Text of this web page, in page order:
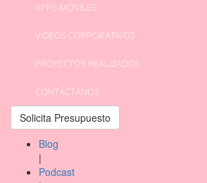
APPS MÓVILES
VÍDEOS CORPORATIVOS
PROYECTOS REALIZADOS
CONTÁCTANOS
Solicita Presupuesto
Blog
|
Podcast